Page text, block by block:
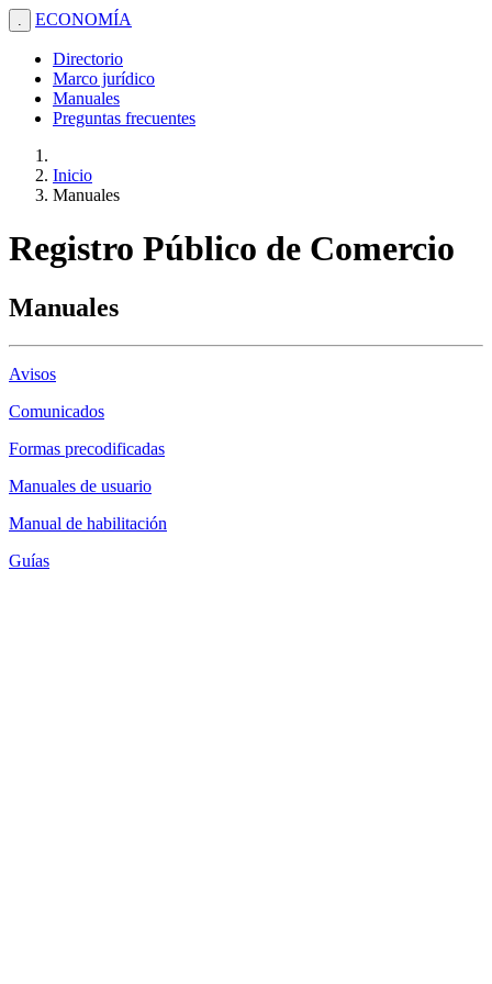
. ECONOMÍA
Directorio
Marco jurídico
Manuales
Preguntas frecuentes
Inicio
Manuales
Registro Público de Comercio
Manuales
Avisos
Comunicados
Formas precodificadas
Manuales de usuario
Manual de habilitación
Guías